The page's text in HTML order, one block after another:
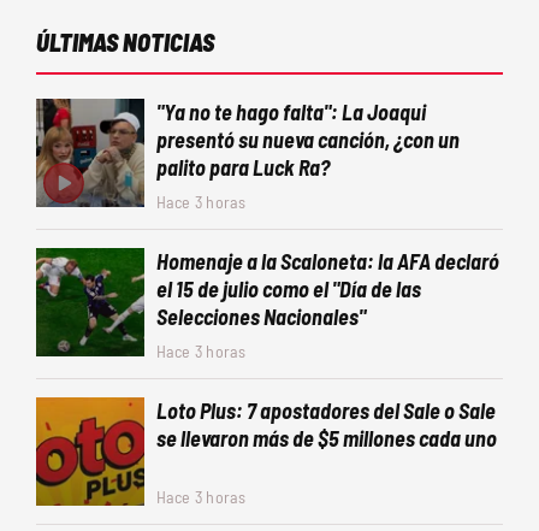
ÚLTIMAS NOTICIAS
"Ya no te hago falta": La Joaqui
presentó su nueva canción, ¿con un
palito para Luck Ra?
Hace 3 horas
Homenaje a la Scaloneta: la AFA declaró
el 15 de julio como el "Día de las
Selecciones Nacionales"
Hace 3 horas
Loto Plus: 7 apostadores del Sale o Sale
se llevaron más de $5 millones cada uno
Hace 3 horas